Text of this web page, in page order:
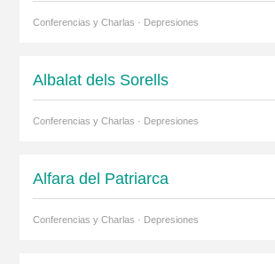
Conferencias y Charlas · Depresiones
Albalat dels Sorells
Conferencias y Charlas · Depresiones
Alfara del Patriarca
Conferencias y Charlas · Depresiones